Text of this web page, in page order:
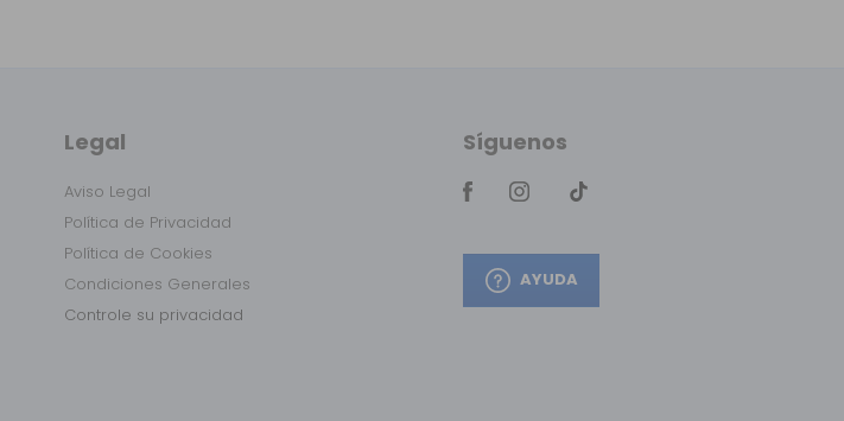
Legal
Aviso Legal
Política de Privacidad
Política de Cookies
Condiciones Generales
Controle su privacidad
Síguenos
AYUDA